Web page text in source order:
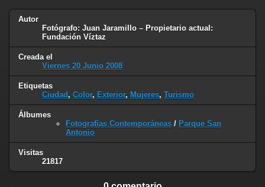
Autor
Fotógrafo: Juan Jaramillo – Propietario actual:
Fundación Víztaz
Creada el
Viernes 20 Junio 2008
Etiquetas
Ciudad , Color, Exterior, Mujeres, Turismo
Álbumes
Fotografías Contemporáneas / Parque San
Antonio
Visitas
21817